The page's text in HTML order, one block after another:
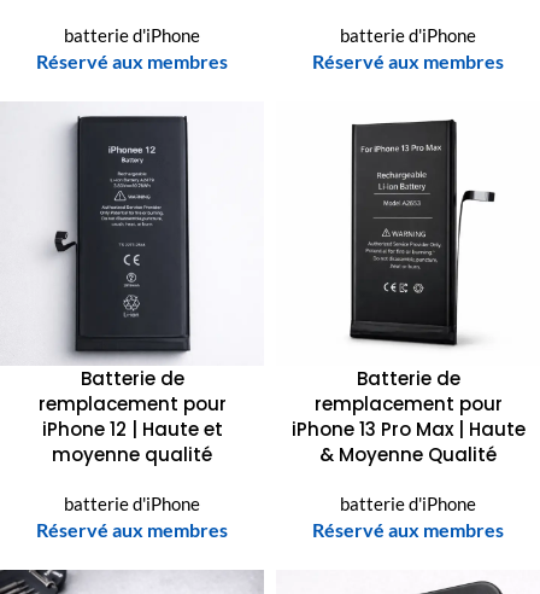
batterie d'iPhone
Réservé aux membres
batterie d'iPhone
Réservé aux membres
Batterie de
remplacement pour
iPhone 12 | Haute et
moyenne qualité
batterie d'iPhone
Réservé aux membres
Batterie de
remplacement pour
iPhone 13 Pro Max | Haute
& Moyenne Qualité
batterie d'iPhone
Réservé aux membres